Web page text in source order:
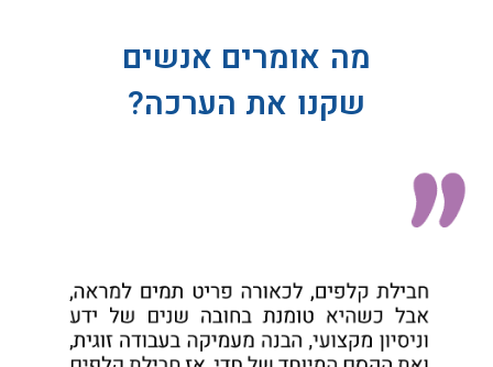
מה אומרים אנשים
שקנו את הערכה?